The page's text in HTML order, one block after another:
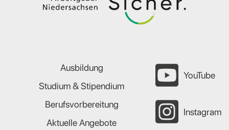
Ausbildung
Studium & Stipendium
Berufsvorbereitung
Aktuelle Angebote
YouTube
Instagram